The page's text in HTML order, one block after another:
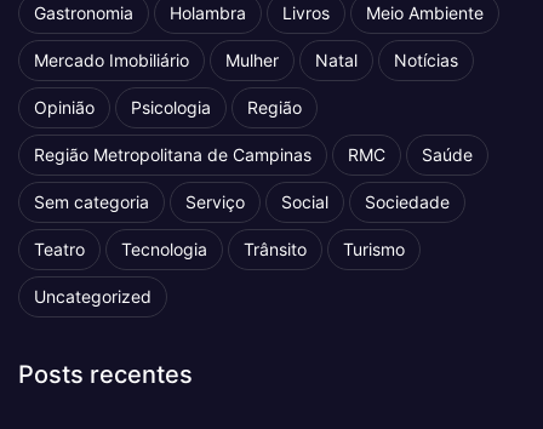
Gastronomia Holambra Livros Meio Ambiente
Mercado Imobiliário Mulher Natal Notícias
Opinião Psicologia Região
Região Metropolitana de Campinas RMC Saúde
Sem categoria Serviço Social Sociedade
Teatro Tecnologia Trânsito Turismo
Uncategorized
Posts recentes